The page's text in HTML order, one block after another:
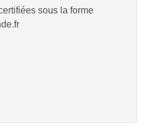
sous la forme